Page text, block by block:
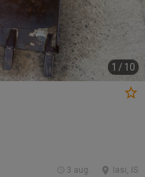
1 / 10
Iasi, IS
3 aug.